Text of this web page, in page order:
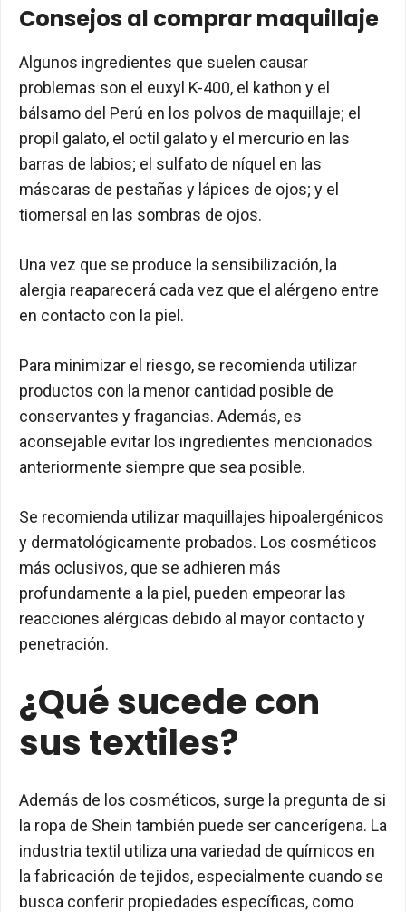
Consejos al comprar maquillaje
Algunos ingredientes que suelen causar
problemas son el euxyl K-400, el kathon y el
bálsamo del Perú en los polvos de maquillaje; el
propil galato, el octil galato y el mercurio en las
barras de labios; el sulfato de níquel en las
máscaras de pestañas y lápices de ojos; y el
tiomersal en las sombras de ojos.
Una vez que se produce la sensibilización, la
alergia reaparecerá cada vez que el alérgeno entre
en contacto con la piel.
Para minimizar el riesgo, se recomienda utilizar
productos con la menor cantidad posible de
conservantes y fragancias. Además, es
aconsejable evitar los ingredientes mencionados
anteriormente siempre que sea posible.
Se recomienda utilizar maquillajes hipoalergénicos
y dermatológicamente probados. Los cosméticos
más oclusivos, que se adhieren más
profundamente a la piel, pueden empeorar las
reacciones alérgicas debido al mayor contacto y
penetración.
¿Qué sucede con
sus textiles?
Además de los cosméticos, surge la pregunta de si
la ropa de Shein también puede ser cancerígena. La
industria textil utiliza una variedad de químicos en
la fabricación de tejidos, especialmente cuando se
busca conferir propiedades específicas, como